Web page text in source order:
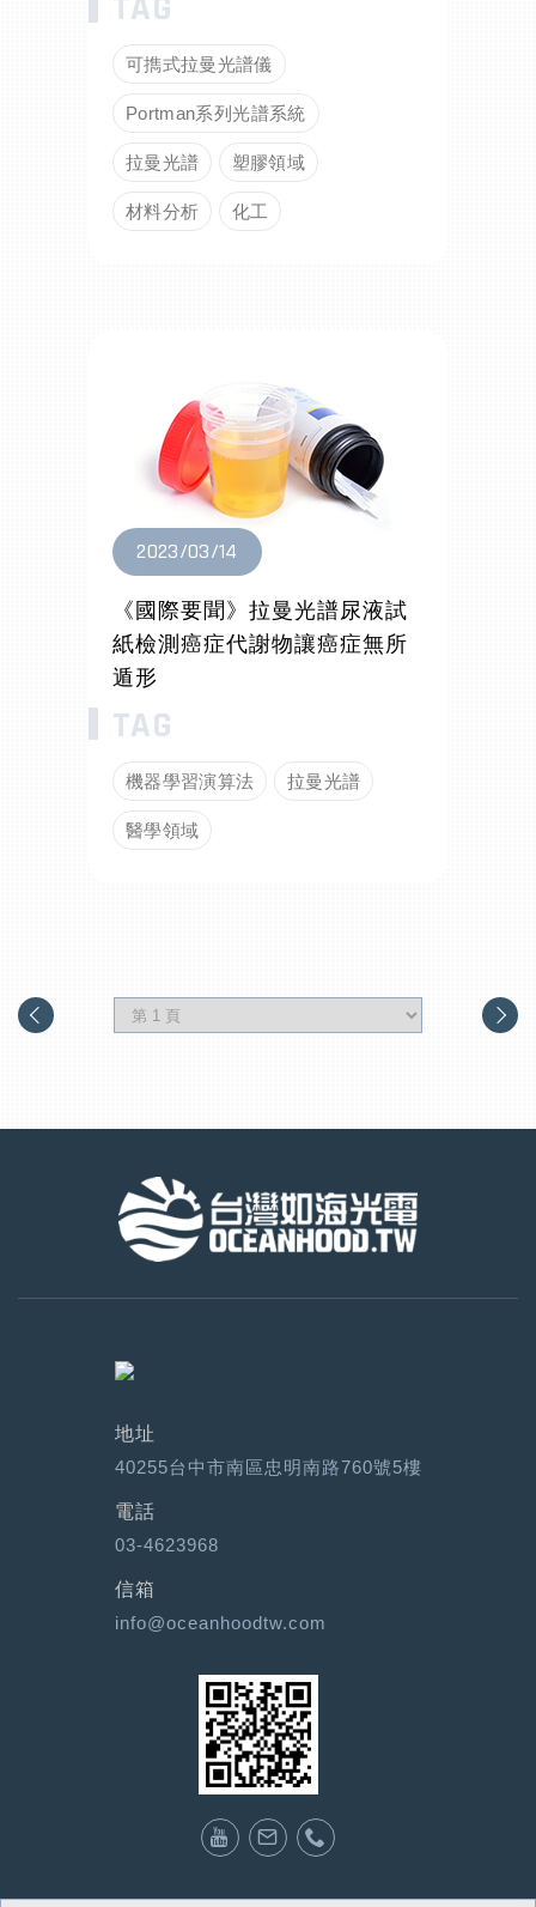
可擕式拉曼光譜儀
Portman系列光譜系統
拉曼光譜 塑膠領域
材料分析 化工
2023/03/14
《國際要聞》拉曼光譜尿液試
紙檢測癌症代謝物讓癌症無所
遁形
機器學習演算法 拉曼光譜
醫學領域
地址
40255台中市南區忠明南路760號5樓
電話
03-4623968
信箱
info@oceanhoodtw.com